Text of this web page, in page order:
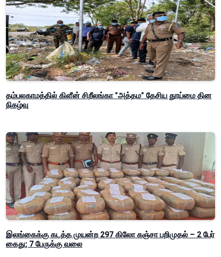
தம்பலகாமத்தில் கிளீன் சிறீலங்கா "அத்தம" தேசிய தூய்மை தின
நிகழ்வு
இலங்கைக்கு கடத்த முயன்ற 297 கிலோ கஞ்சா பறிமுதல் – 2 பேர்
கைது; 7 பேருக்கு வலை